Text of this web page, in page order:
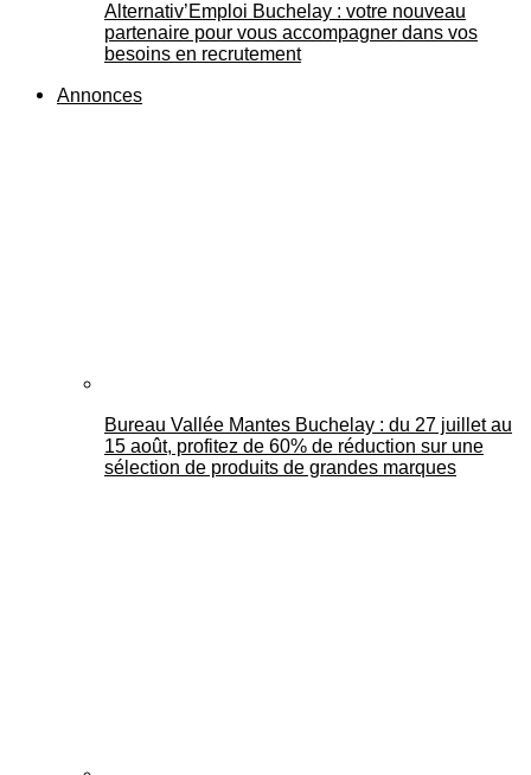
Alternativ’Emploi Buchelay : votre nouveau
partenaire pour vous accompagner dans vos
besoins en recrutement
Annonces
Bureau Vallée Mantes Buchelay : du 27 juillet au
15 août, profitez de 60% de réduction sur une
sélection de produits de grandes marques